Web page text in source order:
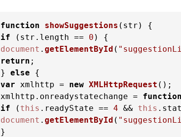
function showSuggestions ( str
if (str. length == 0
document . getElementById (
return ;
} else
var xmlhttp = new XMLHttpRequest ();
xmlhttp. onreadystatechange = function
if ( this . readyState == 4 && this .
document . getElementById (
}